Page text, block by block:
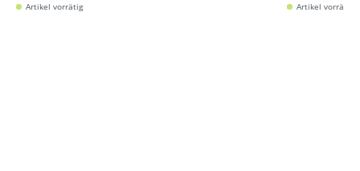
Artikel vorrätig
Artikel vorrätig